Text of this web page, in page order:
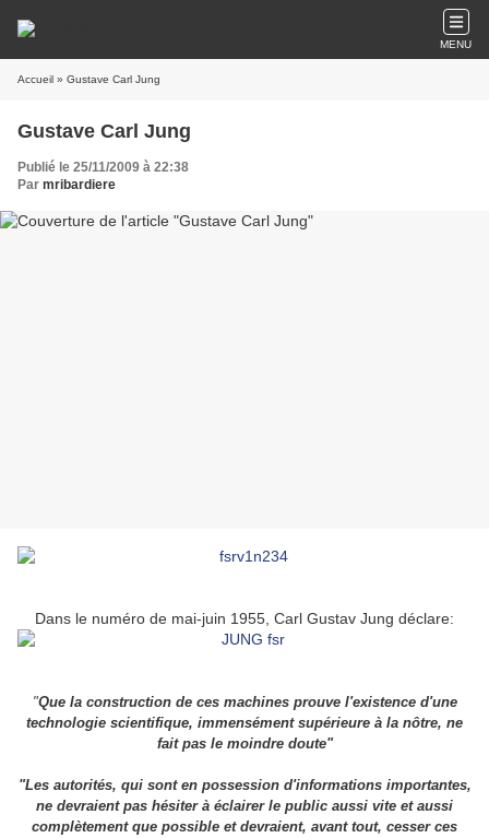
MENU
Accueil » Gustave Carl Jung
Gustave Carl Jung
Publié le 25/11/2009 à 22:38
Par mribardiere
Dans le numéro de mai-juin 1955, Carl Gustav Jung déclare:
"Que la construction de ces machines prouve l'existence d'une
technologie scientifique, immensément supérieure à la nôtre, ne
fait pas le moindre doute"
"Les autorités, qui sont en possession d'informations importantes,
ne devraient pas hésiter à éclairer le public aussi vite et aussi
complètement que possible et devraient, avant tout, cesser ces